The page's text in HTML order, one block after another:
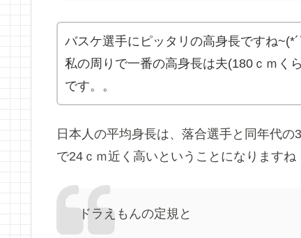
バスケ選手にピッタリの高身長ですね
私の周りで一番の高身長は夫(180ｃｍく
です。。
日本人の平均身長は、落合選手と同年代
で24ｃｍ近く高いということになりますね
ドラえもんの定規と